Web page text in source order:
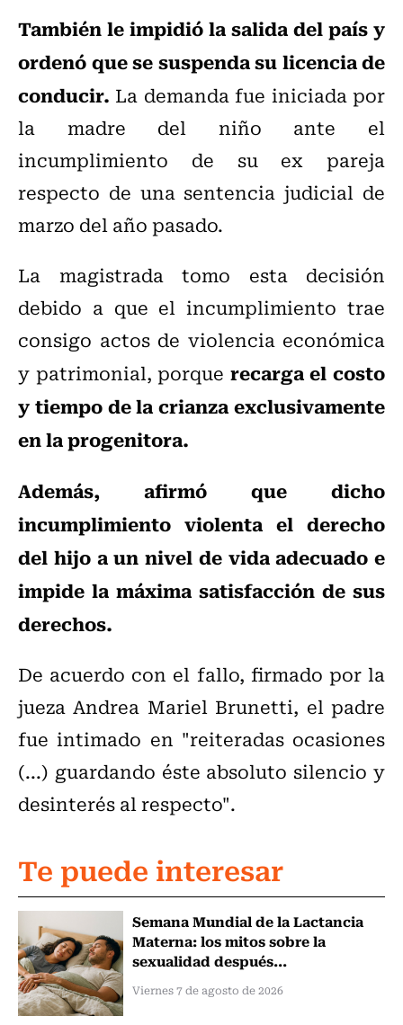
También le impidió la salida del país y
ordenó que se suspenda su licencia de
conducir. La demanda fue iniciada por
la madre del niño ante el
incumplimiento de su ex pareja
respecto de una sentencia judicial de
marzo del año pasado.
La magistrada tomo esta decisión
debido a que el incumplimiento trae
consigo actos de violencia económica
y patrimonial, porque recarga el costo
y tiempo de la crianza exclusivamente
en la progenitora.
Además, afirmó que dicho
incumplimiento violenta el derecho
del hijo a un nivel de vida adecuado e
impide la máxima satisfacción de sus
derechos.
De acuerdo con el fallo, firmado por la
jueza Andrea Mariel Brunetti, el padre
fue intimado en "reiteradas ocasiones
(...) guardando éste absoluto silencio y
desinterés al respecto".
Te puede interesar
Semana Mundial de la Lactancia
Materna: los mitos sobre la
sexualidad después...
Viernes 7 de agosto de 2026